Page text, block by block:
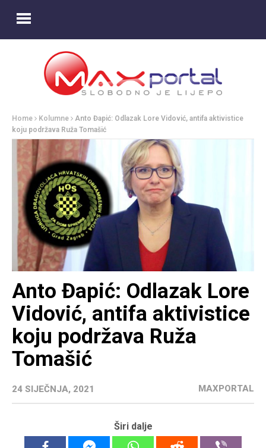
Home Kolumne
Anto Đapić: Odlazak Lore Vidović, antifa aktivistice
koju podržava Ruža Tomašić
Anto Đapić: Odlazak Lore
Vidović, antifa aktivistice
koju podržava Ruža
Tomašić
24 SIJEČNJA, 2021 MAXPORTAL
Širi dalje